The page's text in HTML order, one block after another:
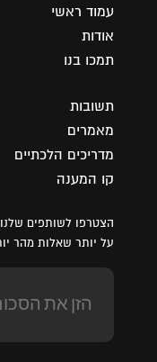
עמוד ראשי
אודות
תמכו בנו
תשובות
מאמרים
מדריכים הלכתיים
קו המענה
הצטרפו לשותפים
על יותר שאלות מהר